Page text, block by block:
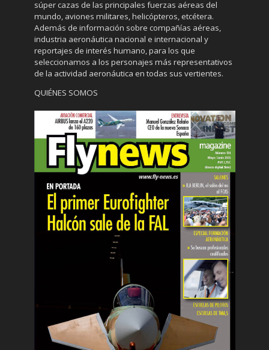
súper cazas de las principales fuerzas aéreas del
mundo, aviones militares, helicópteros, etcétera.
Además de información sobre compañías aéreas,
industria aeronáutica nacional e internacional y
reportajes de interés humano, para los que
seleccionamos a los personajes más representativos
de la actividad aeronáutica en todas sus vertientes.
QUIÉNES SOMOS